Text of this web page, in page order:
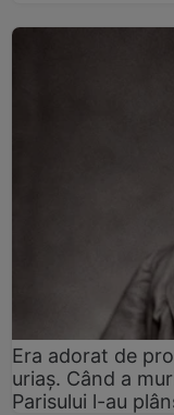
Era adorat de
uriaș. Când a
Parisului l-au